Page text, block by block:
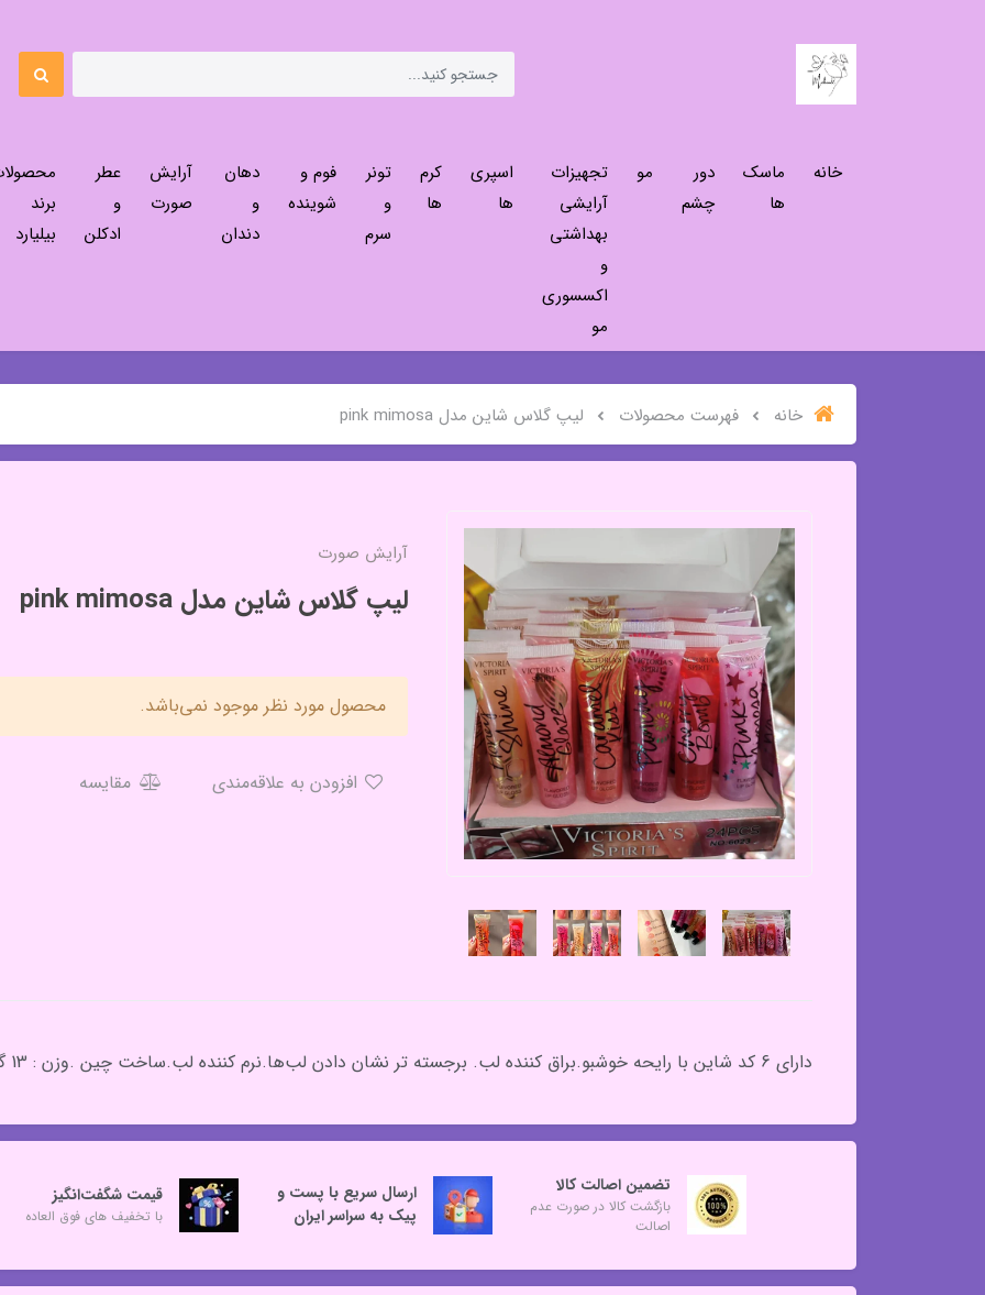
خانه
ماسک
ها
دور
چشم
مو
تجهیزات
آرایشی
بهداشتی
و
اکسسوری
مو
اسپری
ها
کرم
ها
تونر
و
سرم
فوم و
شوینده
دهان
و
دندان
آرایش
صورت
عطر
و
ادکلن
برند
بیلیارد
خانه فهرست محصولات لیپ گلاس شاین مدل pink mimosa
آرایش صورت
لیپ گلاس شاین مدل pink mimosa
محصول مورد نظر موجود نمی‌باشد.
مقایسه
دارای 6 کد شاین با رایحه خوشبو.براق کننده لب. برجسته تر نشان دادن لب‌ها.نرم کننده لب.ساخت چین .وزن : 13 گرم
تضمین اصالت کالا
بازگشت کالا در صورت عدم
اصالت
ارسال سریع با پست و
پیک به سراسر ایران
قیمت شگفت‌انگیز
با تخفیف های فوق العاده